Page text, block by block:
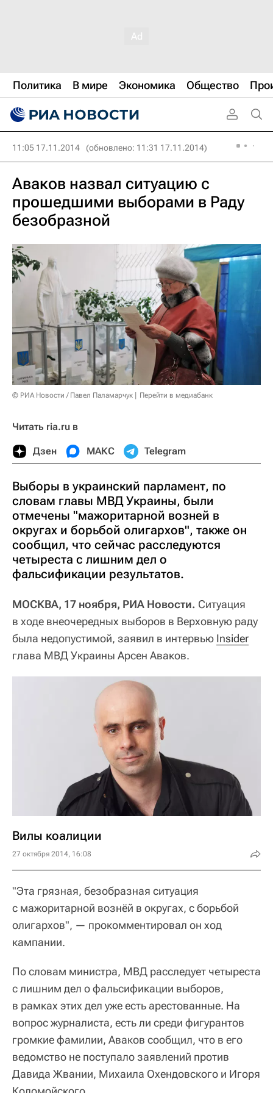
Политика В мире Экономика Общество
11:05 17.11.2014 (обновлено: 11:31 17.11.2014)
Аваков назвал ситуацию с
прошедшими выборами в Раду
безобразной
© РИА Новости / Павел Паламарчук Перейти в медиабанк
Читать ria.ru в
Дзен МАКС Telegram
Выборы в украинский парламент, по
словам главы МВД Украины, были
отмечены "мажоритарной возней в
округах и борьбой олигархов", также он
сообщил, что сейчас расследуются
четыреста с лишним дел о
фальсификации результатов.
МОСКВА, 17 ноября, РИА Новости. Ситуация
в ходе внеочередных выборов в Верховную раду
была недопустимой, заявил в интервью Insider
глава МВД Украины Арсен Аваков.
Вилы коалиции
27 октября 2014, 16:08
"Эта грязная, безобразная ситуация
с мажоритарной вознёй в округах, с борьбой
олигархов", — прокомментировал он ход
кампании.
По словам министра, МВД расследует четыреста
с лишним дел о фальсификации выборов,
в рамках этих дел уже есть арестованные. На
вопрос журналиста, есть ли среди фигурантов
громкие фамилии, Аваков сообщил, что в его
ведомство не поступало заявлений против
Давида Жвании, Михаила Охендовского и Игоря